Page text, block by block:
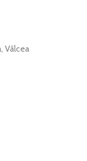
Vâlcea